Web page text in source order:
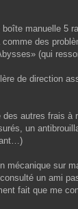
manuelle 5
des
(qui
de direction
autres frais à
un
mécanique sur
un ami
fait que me